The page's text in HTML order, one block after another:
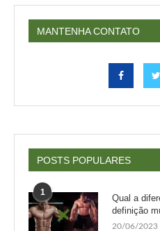
MANTENHA CONTATO
POSTS POPULARES
1
Qual a
definição
20/06/2023